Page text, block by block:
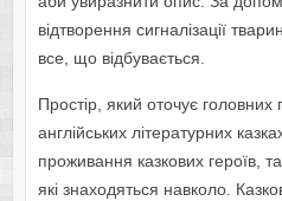
відтворення сигналізації
все, що відбувається.
Простір, який оточує головних
англійських літературних
проживання казкових героїв,
які знаходяться навколо.